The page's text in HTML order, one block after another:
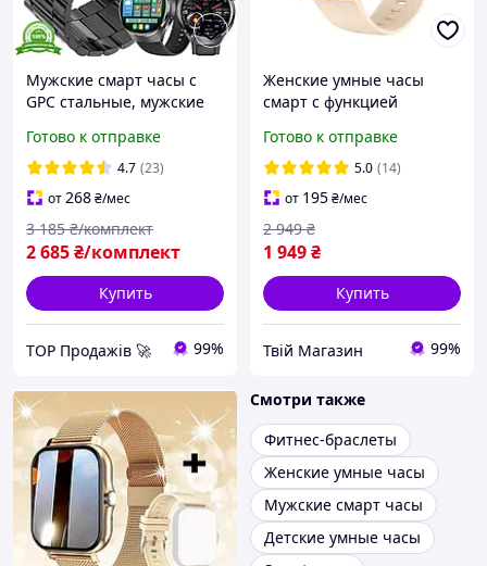
Мужские смарт часы с
GPC стальные, мужские
водонепроницаемые
AMOLED-дисплеем и
шагомером
Готово к отправке
4.7 (23)
от268₴/мес
2 685₴/комплект
3 185 ₴/комплект
Купить
TOP Продажів 🚀 99%
Женские умные часы
смарт с функцией
фитнес-браслеты
спортивные
Готово к отправке
5.0 (14)
от 195₴/мес
1 949₴
2 949 ₴
Купить
Твій Магазин 99%
Смотри также
Фитнес-браслеты
Женские умные часы
Мужские смарт часы
Детские умные часы